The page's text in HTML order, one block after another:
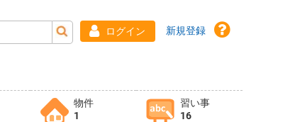
ログイン 新規登録
物件
1
習い事
16